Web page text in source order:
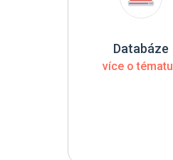
Databáze
více o tématu